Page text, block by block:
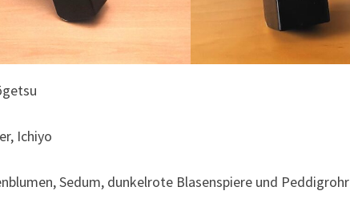
Ichiyo
Sedum, dunkelrote Blasenspiere und Peddigrohr